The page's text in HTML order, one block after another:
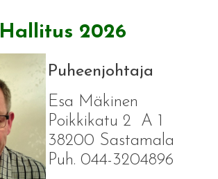
Hallitus 2026
Puheenjohtaja
Esa Mäkinen
Poikkikatu 2 A 1
38200 Sastamala
Puh. 044-3204896